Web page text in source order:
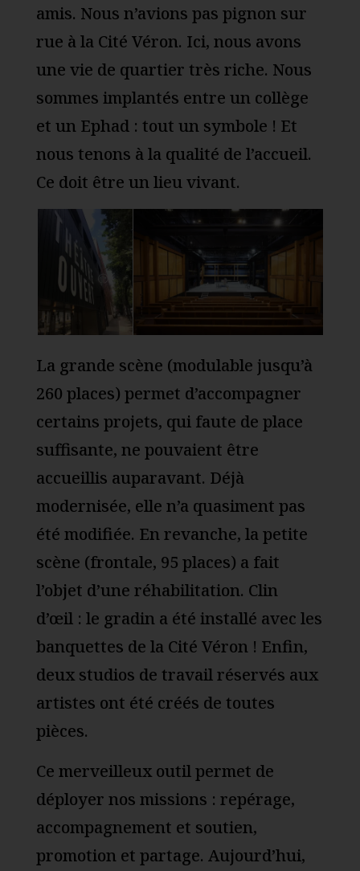
amis. Nous n’avions pas pignon sur
rue à la Cité Véron. Ici, nous avons
une vie de quartier très riche. Nous
sommes implantés entre un collège
et un Ephad : tout un symbole ! Et
nous tenons à la qualité de l’accueil.
Ce doit être un lieu vivant.
La grande scène (modulable jusqu’à
260 places) permet d’accompagner
certains projets, qui faute de place
suffisante, ne pouvaient être
accueillis auparavant. Déjà
modernisée, elle n’a quasiment pas
été modifiée. En revanche, la petite
scène (frontale, 95 places) a fait
l’objet d’une réhabilitation. Clin
d’œil : le gradin a été installé avec les
banquettes de la Cité Véron ! Enfin,
deux studios de travail réservés aux
artistes ont été créés de toutes
pièces.
Ce merveilleux outil permet de
déployer nos missions : repérage,
accompagnement et soutien,
promotion et partage. Aujourd’hui,